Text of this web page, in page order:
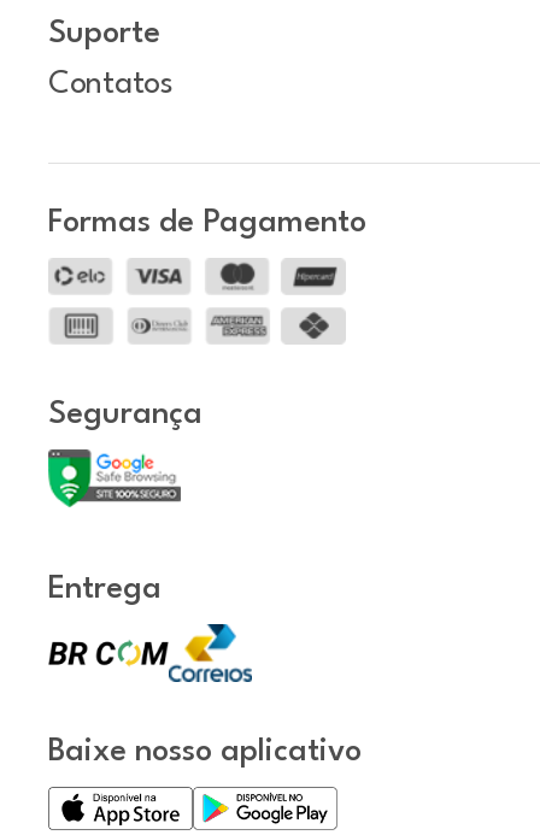
Suporte
Contatos
Formas de Pagamento
Segurança
Entrega
Baixe nosso aplicativo